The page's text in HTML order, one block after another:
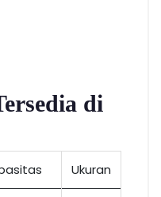
di
Ukuran